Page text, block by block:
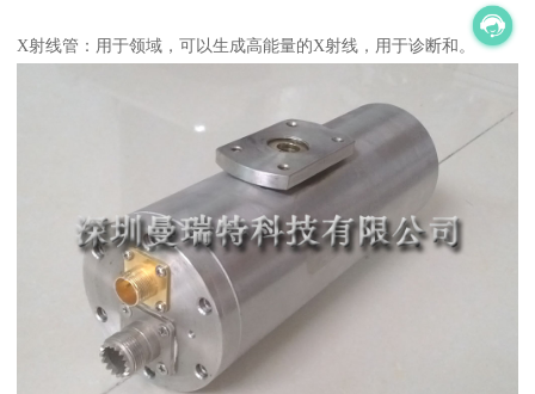
X射线管：用于领域，可以生成高能量的X射线，用于诊断和。